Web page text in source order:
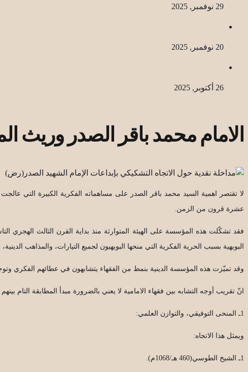
29 نوفمبر, 2025
20 نوفمبر, 2025
26 أكتوبر, 2025
الامام محمد باقر الصدر وريث
لا تقتصر اهمية السيد محمد باقر الصدر على مساهماته الفكرية الكبيرة التي
عشرة قرون من الزمن.
فقد تشكّلت هذه المؤسسة على الهيئة المتوارثة منذ بداية القرن الثالث الهجري
البويهية بسبب الحرية الفكرية التي منحها البويهيون لجميع التيارات، والمذاهب
وقد تميّزت هذه المؤسسة الدينية بنمط من الفقهاء يتشابهون في عطائهم الفكري
انّ تقريب أوجه التشابه بين فقهاء الامامية لا يعني بالضرورة مبدأ المطابقة
1ـ المنحى التوفيقي، والتوازن العلمي:
ويمثل هذا الاتجاه:
1ـ الشيخ الطوسي(460 هـ/1068م).